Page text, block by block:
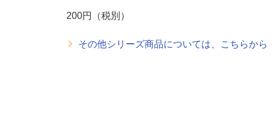
200円（税別）
その他シリーズ商品については、こちらから